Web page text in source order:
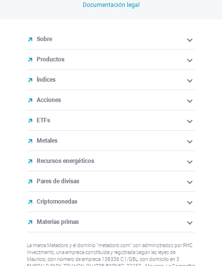
Documentación legal
Sobre
Productos
Índices
Acciones
ETFs
Metales
Recursos energéticos
Pares de divisas
Criptomonedas
Materias primas
La marca Metadoro y el dominio "metadoro.com" son administrados por RHC
Investments, una empresa constituida y registrada según las leyes de
Mauricio, con número de empresa 138336 C1/GBL, con domicilio en 3